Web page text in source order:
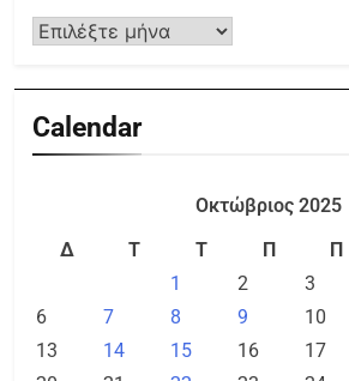
Calendar
Οκτώβριος 2025
Δ
Τ Τ Π Π
1
2 3
6
7 8 9 10
13
14 15 16 17